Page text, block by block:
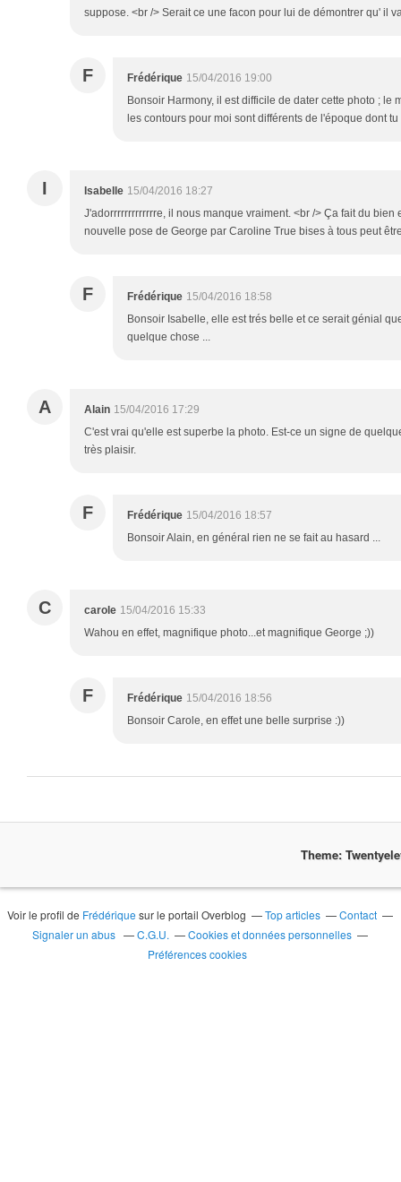
suppose. <br /> Serait ce une facon pour lui de démontrer qu' il
F Frédérique 15/04/2016 19:00
Bonsoir Harmony, il est difficile de dater cette photo ; le
les contours pour moi sont différents de l'époque dont
I Isabelle 15/04/2016 18:27
J'adorrrrrrrrrrrrre, il nous manque vraiment. <br /> Ça fait du bien
nouvelle pose de George par Caroline True bises à tous peut
F Frédérique 15/04/2016 18:58
Bonsoir Isabelle, elle est trés belle et ce serait génial
quelque chose ...
A Alain 15/04/2016 17:29
C'est vrai qu'elle est superbe la photo. Est-ce un signe de
très plaisir.
F Frédérique 15/04/2016 18:57
Bonsoir Alain, en général rien ne se fait au hasard ...
C carole 15/04/2016 15:33
Wahou en effet, magnifique photo...et magnifique George ;))
F Frédérique 15/04/2016 18:56
Bonsoir Carole, en effet une belle surprise :))
Theme:
Voir le profil de Frédérique sur le portail Overblog Top articles
Contact
Signaler un abus
C.G.U.
Cookies et données personnelles
Préférences cookies